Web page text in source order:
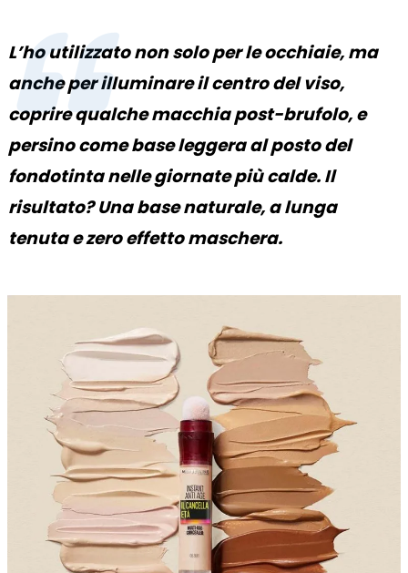
L’ho utilizzato non solo per le occhiaie, ma
anche per illuminare il centro del viso,
coprire qualche macchia post-brufolo, e
persino come base leggera al posto del
fondotinta nelle giornate più calde. Il
risultato? Una base naturale, a lunga
tenuta e zero effetto maschera.